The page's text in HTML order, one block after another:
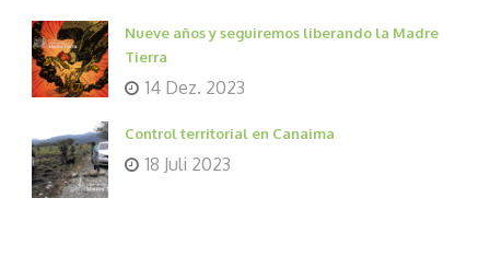
Nueve años y seguiremos liberando la Madre
Tierra
14 Dez. 2023
Control territorial en Canaima
18 Juli 2023